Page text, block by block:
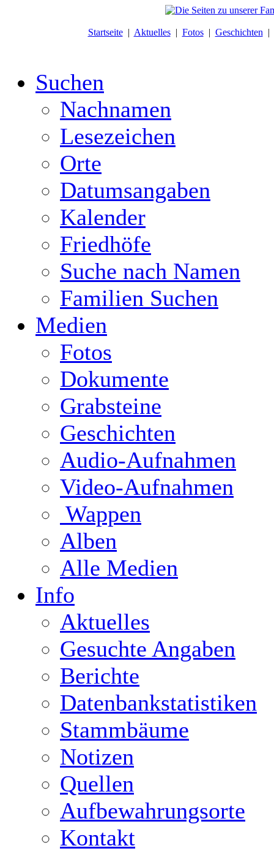
Startseite| Aktuelles| Fotos| Geschichten |
Suchen
Nachnamen
Lesezeichen
Orte
Datumsangaben
Kalender
Friedhöfe
Suche nach Namen
Familien Suchen
Medien
Fotos
Dokumente
Grabsteine
Geschichten
Audio-Aufnahmen
Video-Aufnahmen
Wappen
Alben
Alle Medien
Info
Aktuelles
Gesuchte Angaben
Berichte
Datenbankstatistiken
Stammbäume
Notizen
Quellen
Aufbewahrungsorte
Kontakt